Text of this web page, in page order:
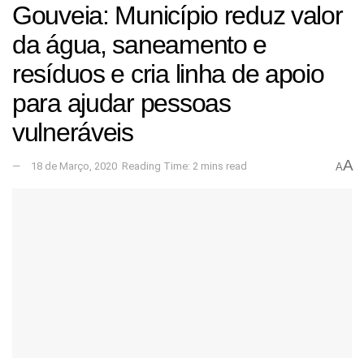
Gouveia: Município reduz valor
da água, saneamento e
resíduos e cria linha de apoio
para ajudar pessoas
vulneráveis
18 de Março, 2020 Reading Time: 2 mins read AA